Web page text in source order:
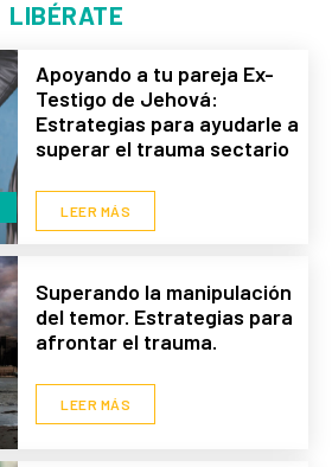
LIBÉRATE
Apoyando a tu pareja Ex-
Testigo de Jehová:
Estrategias para ayudarle a
superar el trauma sectario
LEER MÁS
Superando la manipulación
del temor. Estrategias para
afrontar el trauma.
LEER MÁS